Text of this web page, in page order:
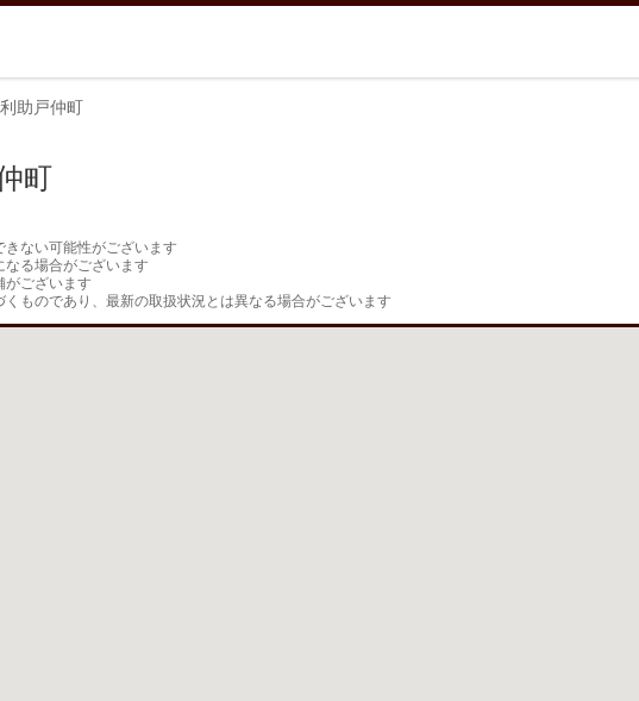
助戸仲町
町
ない可能性がございます
なる場合がございます
がございます
ものであり、最新の取扱状況とは異なる場合がございます